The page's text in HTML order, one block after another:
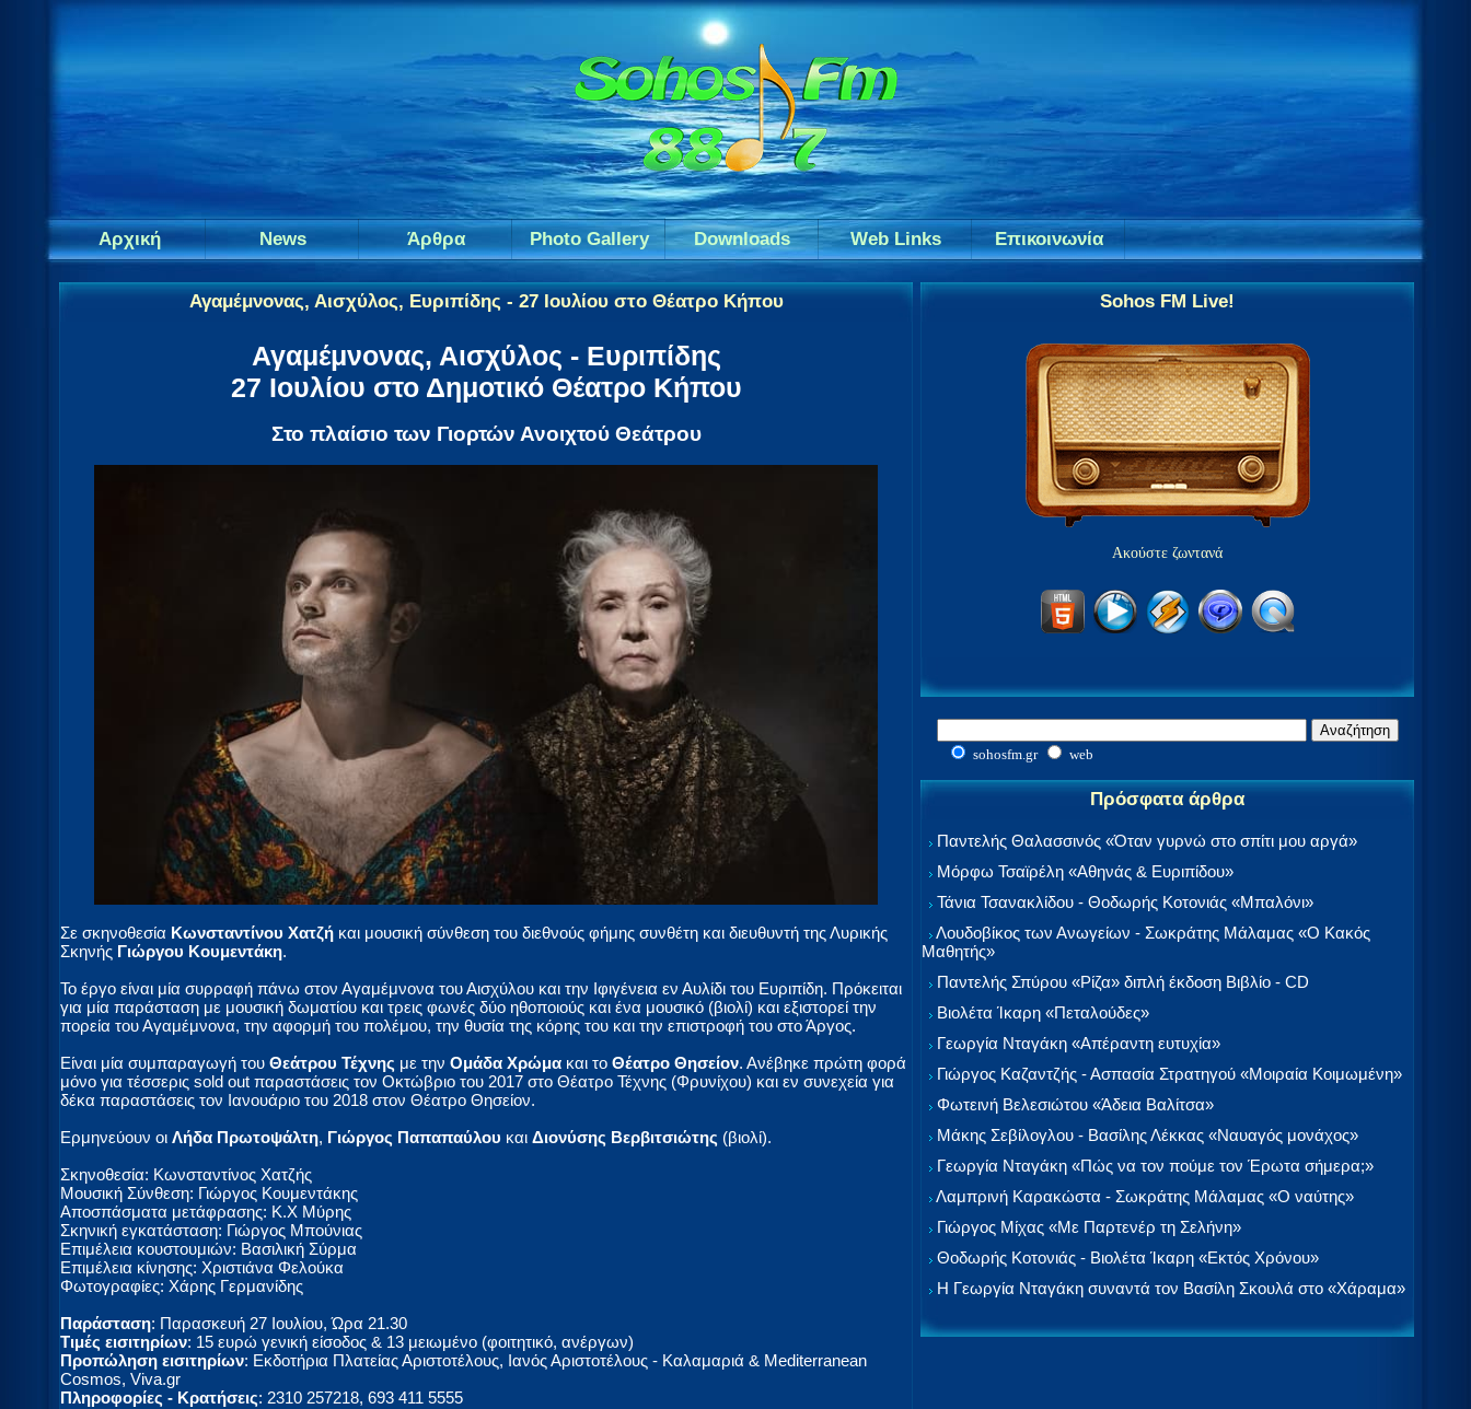
Αρχική News Άρθρα Photo Gallery Downloads Web Links Επικοινωνία
Αγαμέμνονας, Αισχύλος, Ευριπίδης - 27 Ιουλίου στο Θέατρο Κήπου
Αγαμέμνονας, Αισχύλος - Ευριπίδης
27 Ιουλίου στο Δημοτικό Θέατρο Κήπου
Στο πλαίσιο των Γιορτών Ανοιχτού Θεάτρου
Σε σκηνοθεσία Κωνσταντίνου Χατζή και μουσική σύνθεση του διεθνούς φήμης συνθέτη και διευθυντή της Λυρικής
Σκηνής Γιώργου Κουμεντάκη.
Το έργο είναι μία συρραφή πάνω στον Αγαμέμνονα του Αισχύλου και την Ιφιγένεια εν Αυλίδι του Ευριπίδη. Πρόκειται
για μία παράσταση με μουσική δωματίου και τρεις φωνές δύο ηθοποιούς και ένα μουσικό (βιολί) και εξιστορεί την
πορεία του Αγαμέμνονα, την αφορμή του πολέμου, την θυσία της κόρης του και την επιστροφή του στο Άργος.
Είναι μία συμπαραγωγή του Θεάτρου Τέχνης με την Ομάδα Χρώμα και το Θέατρο Θησείον. Ανέβηκε πρώτη φορά
μόνο για τέσσερις sold out παραστάσεις τον Οκτώβριο του 2017 στο Θέατρο Τέχνης (Φρυνίχου) και εν συνεχεία για
δέκα παραστάσεις τον Ιανουάριο του 2018 στον Θέατρο Θησείον.
Ερμηνεύουν οι Λήδα Πρωτοψάλτη, Γιώργος Παπαπαύλου και Διονύσης Βερβιτσιώτης (βιολί).
Σκηνοθεσία: Κωνσταντίνος Χατζής
Μουσική Σύνθεση: Γιώργος Κουμεντάκης
Αποσπάσματα μετάφρασης: Κ.Χ Μύρης
Σκηνική εγκατάσταση: Γιώργος Μπούνιας
Επιμέλεια κουστουμιών: Βασιλική Σύρμα
Επιμέλεια κίνησης: Χριστιάνα Φελούκα
Φωτογραφίες: Χάρης Γερμανίδης
Παράσταση: Παρασκευή 27 Ιουλίου, Ώρα 21.30
Τιμές εισιτηρίων: 15 ευρώ γενική είσοδος & 13 μειωμένο (φοιτητικό, ανέργων)
Προπώληση εισιτηρίων: Εκδοτήρια Πλατείας Αριστοτέλους, Ιανός Αριστοτέλους - Καλαμαριά & Mediterranean
Cosmos, Viva.gr
Πληροφορίες - Κρατήσεις: 2310 257218, 693 411 5555
Sohos FM Live!
Ακούστε ζωντανά
sohosfm.gr web
Πρόσφατα άρθρα
Παντελής Θαλασσινός «Όταν γυρνώ στο σπίτι μου αργά»
Μόρφω Τσαϊρέλη «Αθηνάς & Ευριπίδου»
Τάνια Τσανακλίδου - Θοδωρής Κοτονιάς «Μπαλόνι»
Λουδοβίκος των Ανωγείων - Σωκράτης Μάλαμας «Ο Κακός
Μαθητής»
Παντελής Σπύρου «Ρίζα» διπλή έκδοση Βιβλίο - CD
Βιολέτα Ίκαρη «Πεταλούδες»
Γεωργία Νταγάκη «Aπέραντη ευτυχία»
Γιώργος Καζαντζής - Ασπασία Στρατηγού «Μοιραία Κοιμωμένη»
Φωτεινή Βελεσιώτου «Άδεια Βαλίτσα»
Μάκης Σεβίλογλου - Βασίλης Λέκκας «Ναυαγός μονάχος»
Γεωργία Νταγάκη «Πώς να τον πούμε τον Έρωτα σήμερα;»
Λαμπρινή Καρακώστα - Σωκράτης Μάλαμας «Ο ναύτης»
Γιώργος Μίχας «Με Παρτενέρ τη Σελήνη»
Θοδωρής Κοτονιάς - Βιολέτα Ίκαρη «Εκτός Χρόνου»
Η Γεωργία Νταγάκη συναντά τον Βασίλη Σκουλά στο «Χάραμα»